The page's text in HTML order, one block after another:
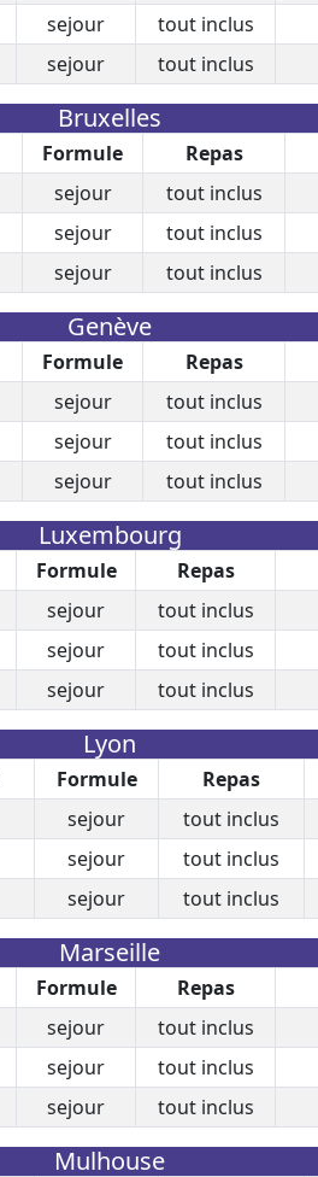
sejour tout inclus
sejour tout inclus
Bruxelles
Formule Repas
sejour tout inclus
sejour tout inclus
sejour tout inclus
Genève
Formule Repas
sejour tout inclus
sejour tout inclus
sejour tout inclus
Luxembourg
Formule Repas
sejour tout inclus
sejour tout inclus
sejour tout inclus
Lyon
Formule Repas
sejour tout inclus
sejour tout inclus
sejour tout inclus
Marseille
Formule Repas
sejour tout inclus
sejour tout inclus
sejour tout inclus
Mulhouse